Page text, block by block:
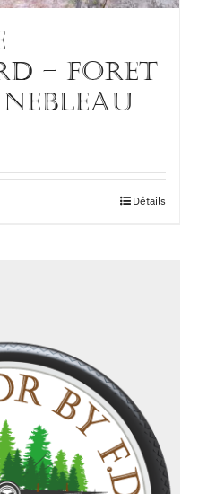
– FORET
Détails